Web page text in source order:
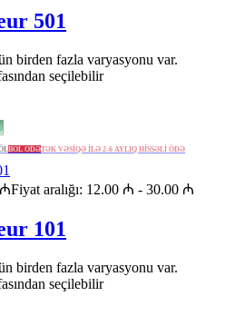
501
birden fazla varyasyonu var.
seçilebilir
BÖL ÖDƏTƏK VƏSİQƏ İLƏ 2-6 AYLIQ HİSSƏLİ ÖDƏ
₼Fiyat aralığı: 12.00 ₼ - 30.00 ₼
101
birden fazla varyasyonu var.
seçilebilir